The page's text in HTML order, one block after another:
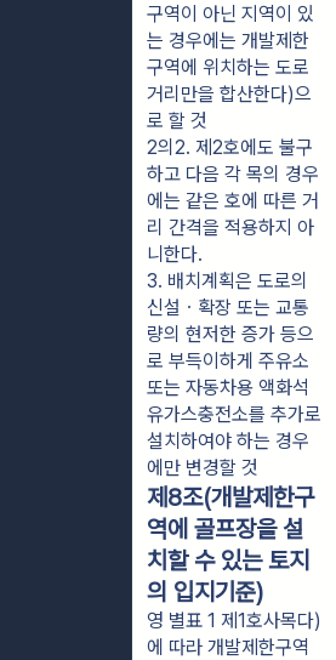
구역이 아닌 지역이 있
는 경우에는 개발제한
구역에 위치하는 도로
거리만을 합산한다)으
로 할 것
2의2. 제2호에도 불구
하고 다음 각 목의 경우
에는 같은 호에 따른 거
리 간격을 적용하지 아
니한다.
3. 배치계획은 도로의
신설ㆍ확장 또는 교통
량의 현저한 증가 등으
로 부득이하게 주유소
또는 자동차용 액화석
유가스충전소를 추가로
설치하여야 하는 경우
에만 변경할 것
제8조(개발제한구
역에 골프장을 설
치할 수 있는 토지
의 입지기준)
영 별표 1 제1호사목다)
에 따라 개발제한구역